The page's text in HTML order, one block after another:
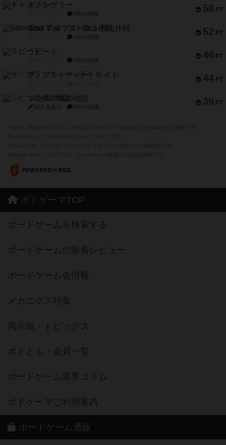
58 PT
ギャンブラー
2件の投稿
52 PT
Bitter End ブタペスト救出作戦
1件の投稿
46 PT
ラピード
1件の投稿
44 PT
ザ・フラッフィー・ライト
39 PT
ふたつの城の物語
紹介文あり 6件の投稿
ボドゲーマTOP
ボードゲームを検索する
ボードゲームの新着レビュー
ボードゲーム会情報
メカニクス特集
掲示板・トピックス
ボドとも・会員一覧
ボードゲーム業界コラム
ボドゲーマご利用案内
ボードゲーム通販